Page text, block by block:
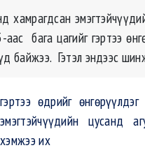
хамрагдсан
бага цагийг гэртээ
байжээ. Гэтэл эндээс
гэртээ өдрийг
эмэгтэйчүүдийн цусанд
хэмжээ их